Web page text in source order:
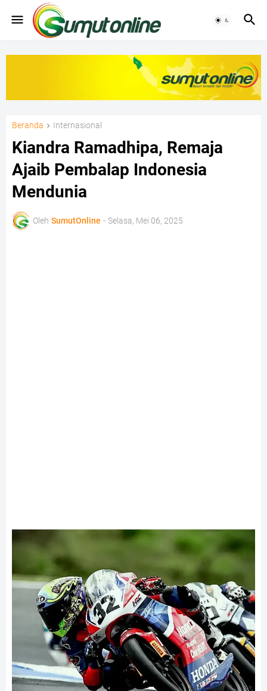
Beranda Internasional
Kiandra Ramadhipa, Remaja
Ajaib Pembalap Indonesia
Mendunia
Oleh SumutOnline - Selasa, Mei 06, 2025